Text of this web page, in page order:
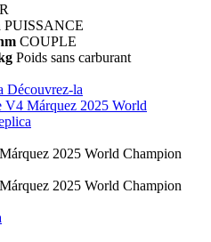
PUISSANCE
COUPLE
Poids sans carburant
Découvrez-la
V4 Márquez 2025 World
2025 World Champion
2025 World Champion